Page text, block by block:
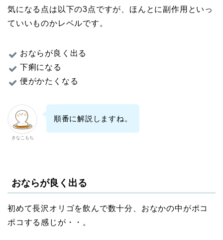
気になる点は以下の3点ですが、ほんとに副作用といっ
ていいものかレベルです。
おならが良く出る
下痢になる
便がかたくなる
きなこもち
順番に解説しますね。
おならが良く出る
初めて長沢オリゴを飲んで数十分、おなかの中がポコ
ポコする感じが・・。